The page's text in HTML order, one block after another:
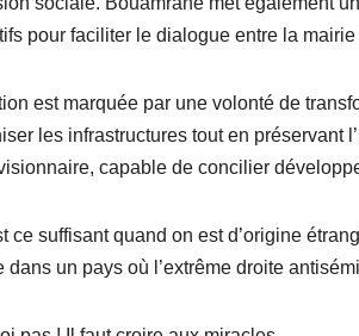
pour faciliter le dialogue entre la
est marquée par une volonté de
les infrastructures tout en préservant
capable de concilier
ce suffisant quand on est d’origine
dans un pays où l’extrême droite